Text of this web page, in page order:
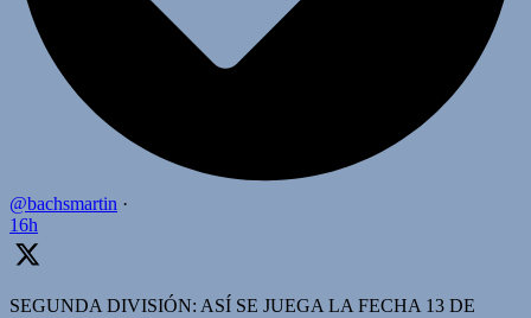
@bachsmartin ·
16h
SEGUNDA DIVISIÓN: ASÍ SE JUEGA LA FECHA 13 DE